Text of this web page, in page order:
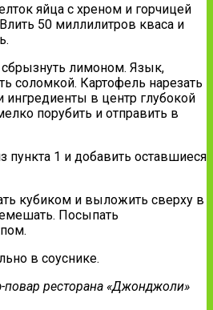
яйца с хреном и горчицей
50 миллилитров кваса и
лимоном. Язык,
соломкой. Картофель нарезать
в центр глубокой
порубить и отправить в
пункта 1 и добавить оставшиеся
кубиком и выложить сверху в
Посыпать
в соуснике.
повар ресторана «Джонджоли»